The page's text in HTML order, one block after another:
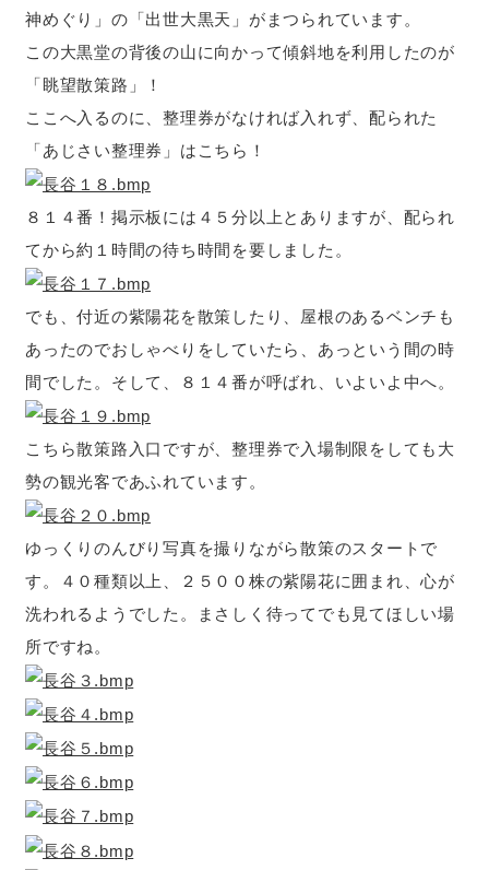
神めぐり」の「出世大黒天」がまつられています。
この大黒堂の背後の山に向かって傾斜地を利用したのが
「眺望散策路」！
ここへ入るのに、整理券がなければ入れず、配られた
「あじさい整理券」はこちら！
８１４番！掲示板には４５分以上とありますが、配られ
てから約１時間の待ち時間を要しました。
でも、付近の紫陽花を散策したり、屋根のあるベンチも
あったのでおしゃべりをしていたら、あっという間の時
間でした。そして、８１４番が呼ばれ、いよいよ中へ。
こちら散策路入口ですが、整理券で入場制限をしても大
勢の観光客であふれています。
ゆっくりのんびり写真を撮りながら散策のスタートで
す。４０種類以上、２５００株の紫陽花に囲まれ、心が
洗われるようでした。まさしく待ってでも見てほしい場
所ですね。